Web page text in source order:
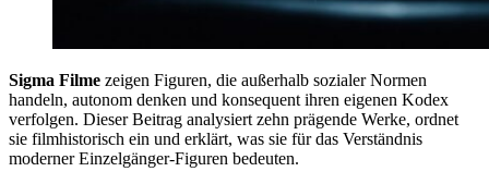
Sigma Filme zeigen Figuren, die außerhalb sozialer Normen
handeln, autonom denken und konsequent ihren eigenen Kodex
verfolgen. Dieser Beitrag analysiert zehn prägende Werke, ordnet
sie filmhistorisch ein und erklärt, was sie für das Verständnis
moderner Einzelgänger-Figuren bedeuten.